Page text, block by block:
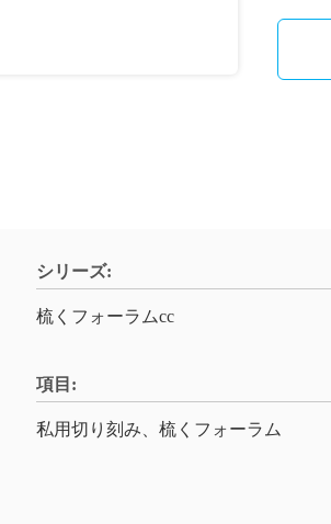
シリーズ:
梳くフォーラムcc
項目:
私用切り刻み、梳くフォーラム